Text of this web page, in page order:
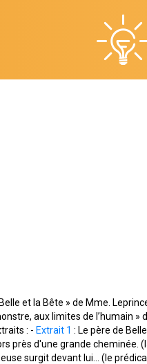
et la Bête » de Mme.
aux limites de l’humain
: - Extrait 1 : Le père de
près d'une grande cheminée.
surgit devant lui... (le